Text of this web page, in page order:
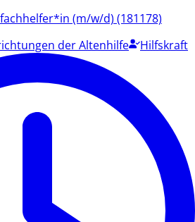
(m/w/d) (181178)
der Altenhilfe Hilfskraft